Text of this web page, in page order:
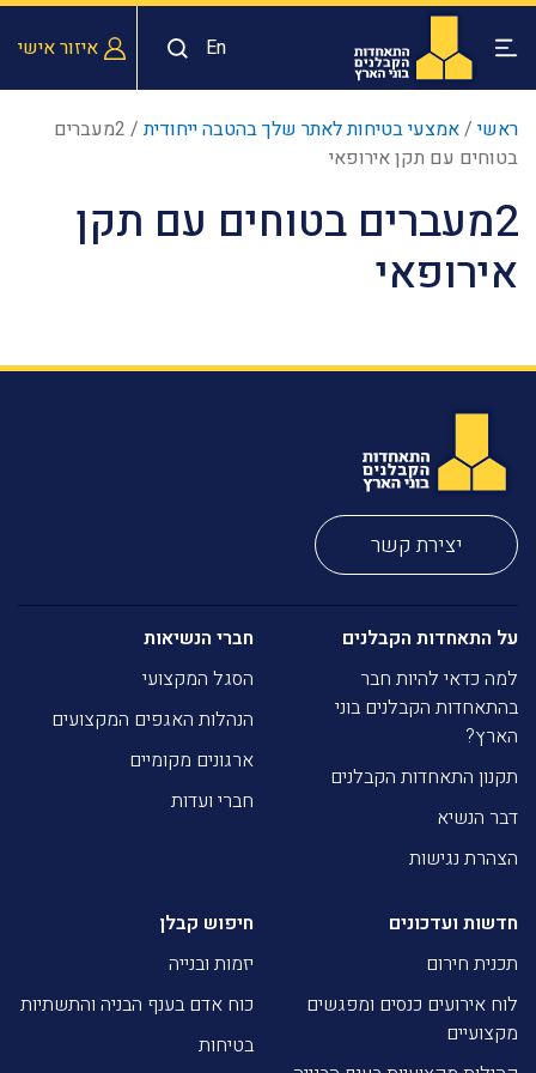
En איזור אישי
ראשי /אמצעי בטיחות לאתר שלך בהטבה ייחודית/ 2מעברים
בטוחים עם תקן אירופאי
2מעברים בטוחים עם תקן
אירופאי
יצירת קשר
על התאחדות הקבלנים
למה כדאי להיות חבר
בהתאחדות הקבלנים בוני
הארץ?
תקנון התאחדות הקבלנים
דבר הנשיא
הצהרת נגישות
חברי הנשיאות
הסגל המקצועי
הנהלות האגפים המקצועים
ארגונים מקומיים
חברי ועדות
חדשות ועדכונים
תכנית חירום
לוח אירועים כנסים ומפגשים
מקצועיים
חיפוש קבלן
יזמות ובנייה
כוח אדם בענף הבניה והתשתיות
בטיחות